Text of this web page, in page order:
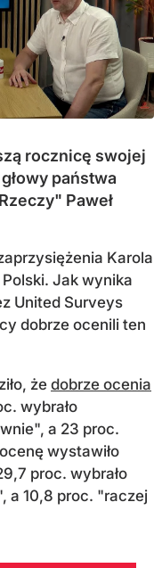
rocznicę swojej
państwa
Paweł
Karola
Jak wynika
United Surveys
dobrze ocenili ten
że dobrze ocenia
wybrało
a 23 proc.
wystawiło
proc. wybrało
a 10,8 proc. "raczej